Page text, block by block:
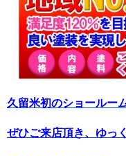
久留米初のショールー
ぜひご来店頂き、ゆっ